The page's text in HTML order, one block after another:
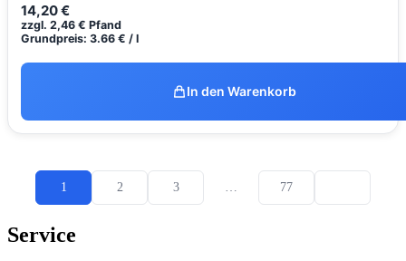
14,20€
zzgl. 2,46 € Pfand
Grundpreis: 3.66 € / l
In den Warenkorb
1 2 3 77
Service